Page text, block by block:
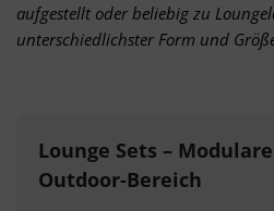
aufgestellt oder beliebig zu
unterschiedlichster Form und
Lounge Sets –
Outdoor-Bereich